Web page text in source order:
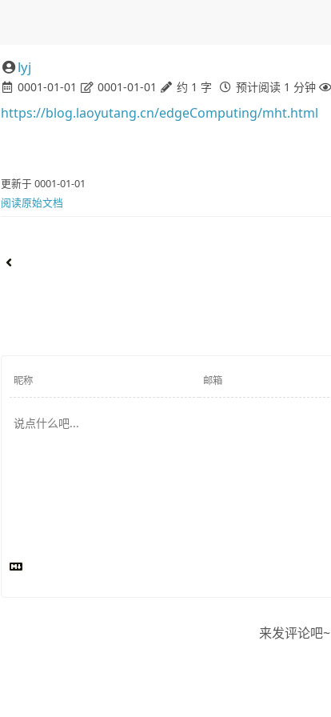
lyj
0001-01-01 0001-01-01 约 1 字 预计阅读 1 分钟
https://blog.laoyutang.cn/edgeComputing/mht.html
更新于 0001-01-01
阅读原始文档
来发评论吧~